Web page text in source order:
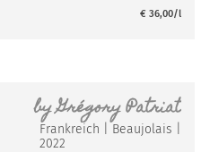
€ 36,00/l
byGrégory Patriat
Frankreich Beaujolais
2022